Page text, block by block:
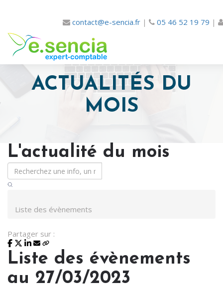
contact@e-sencia.fr | 05 46 52 19 79 |
ACTUALITÉS DU
MOIS
L'actualité du mois
Liste des évènements
Partager sur :
Liste des évènements
au 27/03/2023